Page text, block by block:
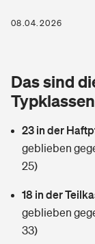
Zur Übersicht
Tools
Wer versichert
Sie haben
Glasversicherung
Zur Übersicht
Kinderinvalidität
Hundehalter-
Private
Dread-Disease-
Zur Übersicht
Tools
08.04.2026
Das sind
23 in der
geblieben
25)
18 in der
geblieben
33)